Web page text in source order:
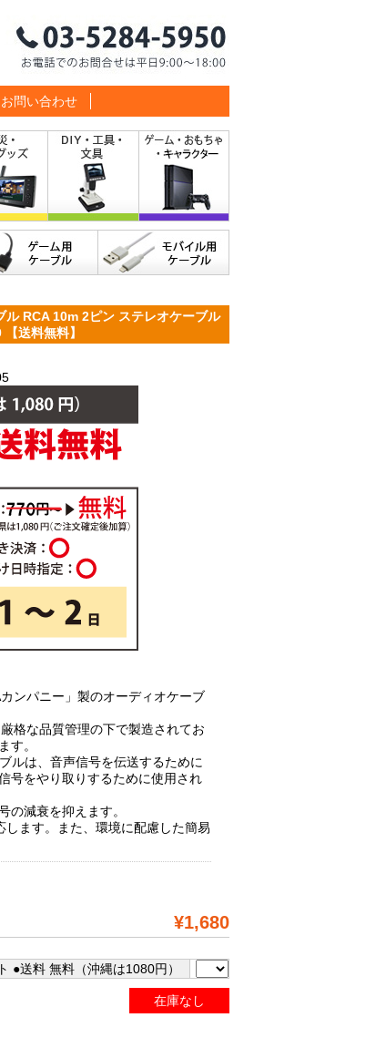
お問い合わせ
RCA 10m 2ピン ステレオケーブル
送料無料】
ンパニー」製のオーディオケーブ
格な品質管理の下で製造されてお
す。
ルは、音声信号を伝送するために
号をやり取りするために使用され
の減衰を抑えます。
します。また、環境に配慮した簡易
¥1,680
●送料 無料（沖縄は1080円）
在庫なし